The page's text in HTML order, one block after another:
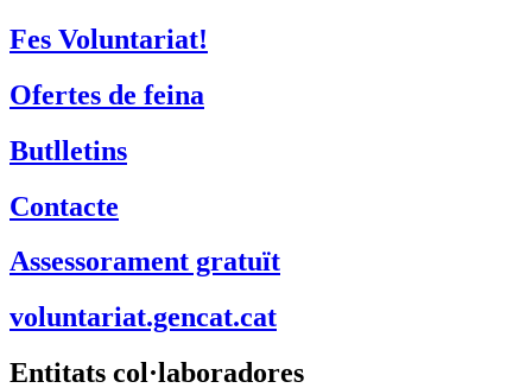
Fes Voluntariat!
Ofertes de feina
Butlletins
Contacte
Assessorament gratuït
voluntariat.gencat.cat
Entitats col·laboradores